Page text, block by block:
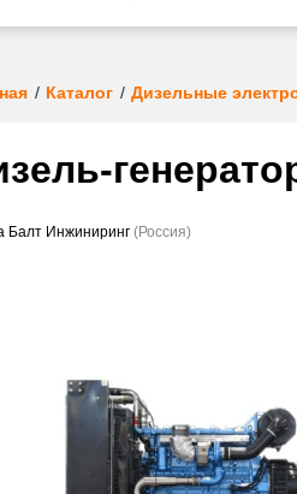
Каталог Дизельные
Балт Инжиниринг (Россия)